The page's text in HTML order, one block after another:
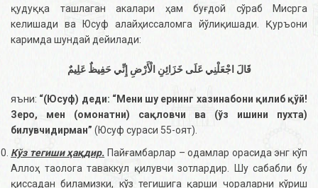
қудуққа ташлаган акалари ҳам буғдой сўраб Мисрга
келишади ва Юсуф алайҳиссаломга йўлиқишади. Қуръони
каримда шундай дейилади:
قَالَ اجْعَلْنِي عَلَى خَزَائِنِ الْأَرْضِ إِنِّي حَفِيظٌ عَلِيمٌ
яъни: “(Юсуф) деди: “Мени шу ернинг хазинабони қилиб қўй!
Зеро, мен (омонатни) сақловчи ва (ўз ишини пухта)
билувчидирман” (Юсуф сураси 55-оят).
Кўз тегиши ҳақдир. Пайғамбарлар – одамлар орасида энг кўп
Аллоҳ таолога таваккул қилувчи зотлардир. Шу сабабли бу
қиссадан биламизки, кўз тегишига қарши чораларни кўриш